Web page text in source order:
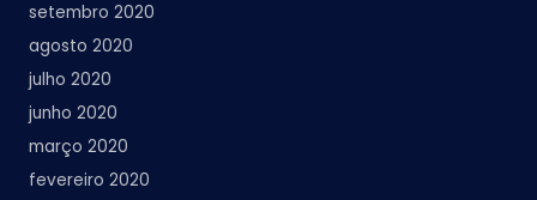
setembro 2020
agosto 2020
julho 2020
junho 2020
março 2020
fevereiro 2020